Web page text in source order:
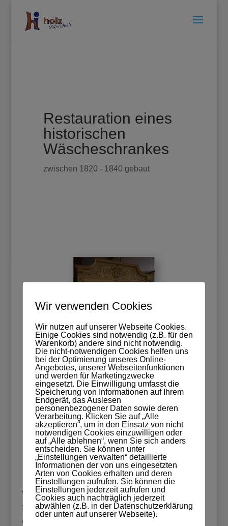
Restauration eines
historischen
Wäscheschrankes
zwischen 1820 - 1840 gebaut
Wäscheschrank ca. 1820 – 1840 mit aufwendigen
Schnitzereien und mehrfach überlackiert und mit
einigen Vergoldungen an den Schnitzereien.
Wir verwenden Cookies
Wir nutzen auf unserer Webseite Cookies.
Einige Cookies sind notwendig (z.B. für den
Warenkorb) andere sind nicht notwendig.
Die nicht-notwendigen Cookies helfen uns
bei der Optimierung unseres Online-
Angebotes, unserer Webseitenfunktionen
und werden für Marketingzwecke
eingesetzt. Die Einwilligung umfasst die
Speicherung von Informationen auf Ihrem
Endgerät, das Auslesen
personenbezogener Daten sowie deren
Verarbeitung. Klicken Sie auf „Alle
akzeptieren“, um in den Einsatz von nicht
notwendigen Cookies einzuwilligen oder
auf „Alle ablehnen“, wenn Sie sich anders
entscheiden. Sie können unter
„Einstellungen verwalten“ detaillierte
Informationen der von uns eingesetzten
Arten von Cookies erhalten und deren
Einstellungen aufrufen. Sie können die
Einstellungen jederzeit aufrufen und
Cookies auch nachträglich jederzeit
abwählen (z.B. in der Datenschutzerklärung
oder unten auf unserer Webseite).